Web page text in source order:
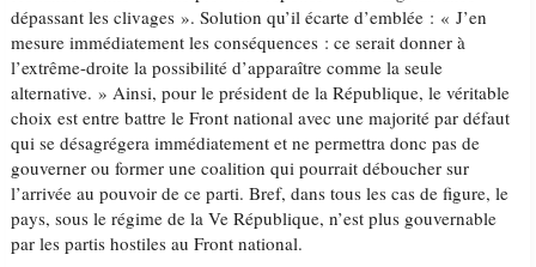
dépassant les clivages ». Solution qu’il écarte d’emblée : « J’en
mesure immédiatement les conséquences : ce serait donner à
l’extrême-droite la possibilité d’apparaître comme la seule
alternative. » Ainsi, pour le président de la République, le véritable
choix est entre battre le Front national avec une majorité par défaut
qui se désagrégera immédiatement et ne permettra donc pas de
gouverner ou former une coalition qui pourrait déboucher sur
l’arrivée au pouvoir de ce parti. Bref, dans tous les cas de figure, le
pays, sous le régime de la Ve République, n’est plus gouvernable
par les partis hostiles au Front national.